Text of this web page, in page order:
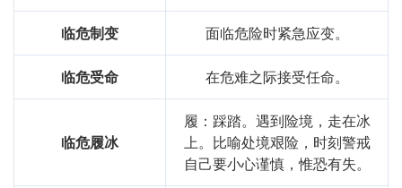
临危制变 面临危险时紧急应变。
临危受命 在危难之际接受任命。
临危履冰
履：踩踏。遇到险境，走在冰
上。比喻处境艰险，时刻警戒
自己要小心谨慎，惟恐有失。